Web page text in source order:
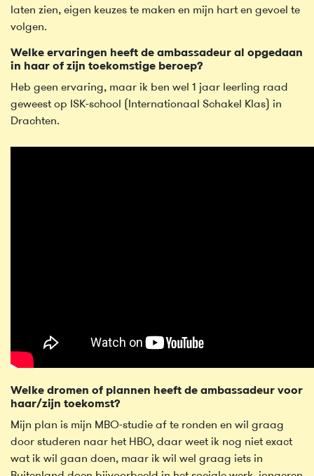
laten zien, eigen keuzes te maken en mijn hart en gevoel te
volgen.
Welke ervaringen heeft de ambassadeur al opgedaan
in haar of zijn toekomstige beroep?
Heb geen ervaring, maar ik ben wel 1 jaar leerling raad
geweest op ISK-school (Internationaal Schakel Klas) in
Drachten.
Welke dromen of plannen heeft de ambassadeur voor
haar/zijn toekomst?
Mijn plan is mijn MBO-studie af te ronden en wil graag
door studeren naar het HBO, daar weet ik nog niet exact
wat ik wil gaan doen, maar ik wil wel graag iets in